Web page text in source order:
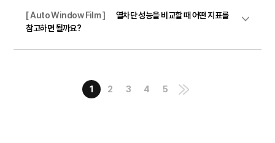
[ Auto Window Film ]
열차단 성능을 비교할 때 어떤 지표를
참고하면 될까요?
1 2 3 4 5